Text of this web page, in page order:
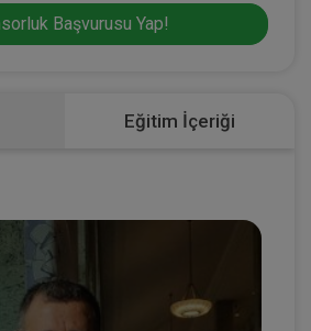
Başvurusu Yap!
Eğitim İçeriği